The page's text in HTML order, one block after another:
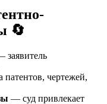
🔄
заявитель
чертежей,
— суд привлекает